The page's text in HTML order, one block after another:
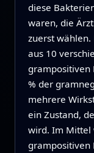
diese
waren, die
zuerst
aus 10
grampositiven
% der
mehrere
ein Zustand,
wird. Im Mittel
grampositiven